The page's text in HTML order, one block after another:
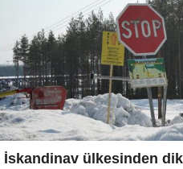
İskandinav ülkesinden